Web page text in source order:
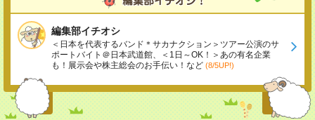
編集部イチオシ
＜日本を代表するバンド＊サカナクション＞ツアー公演のサ
ポートバイト＠日本武道館、＜1日～OK！＞あの有名企業
も！展示会や株主総会のお手伝い！など (8/5UP!)